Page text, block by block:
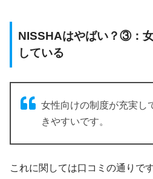
NISSHAはやばい？③：
している
女性向けの制度が充実し
きやすいです。
これに関しては口コミの通りです